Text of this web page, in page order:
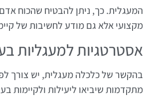
המעגלית. כך, ניתן להבטיח שהכוח
מקצועי אלא גם מודע לחשיבות של
אסטרטגיות למעגליות
בהקשר של כלכלה מעגלית, יש צורך
מתקדמות שיביאו ליעילות ולקיימות